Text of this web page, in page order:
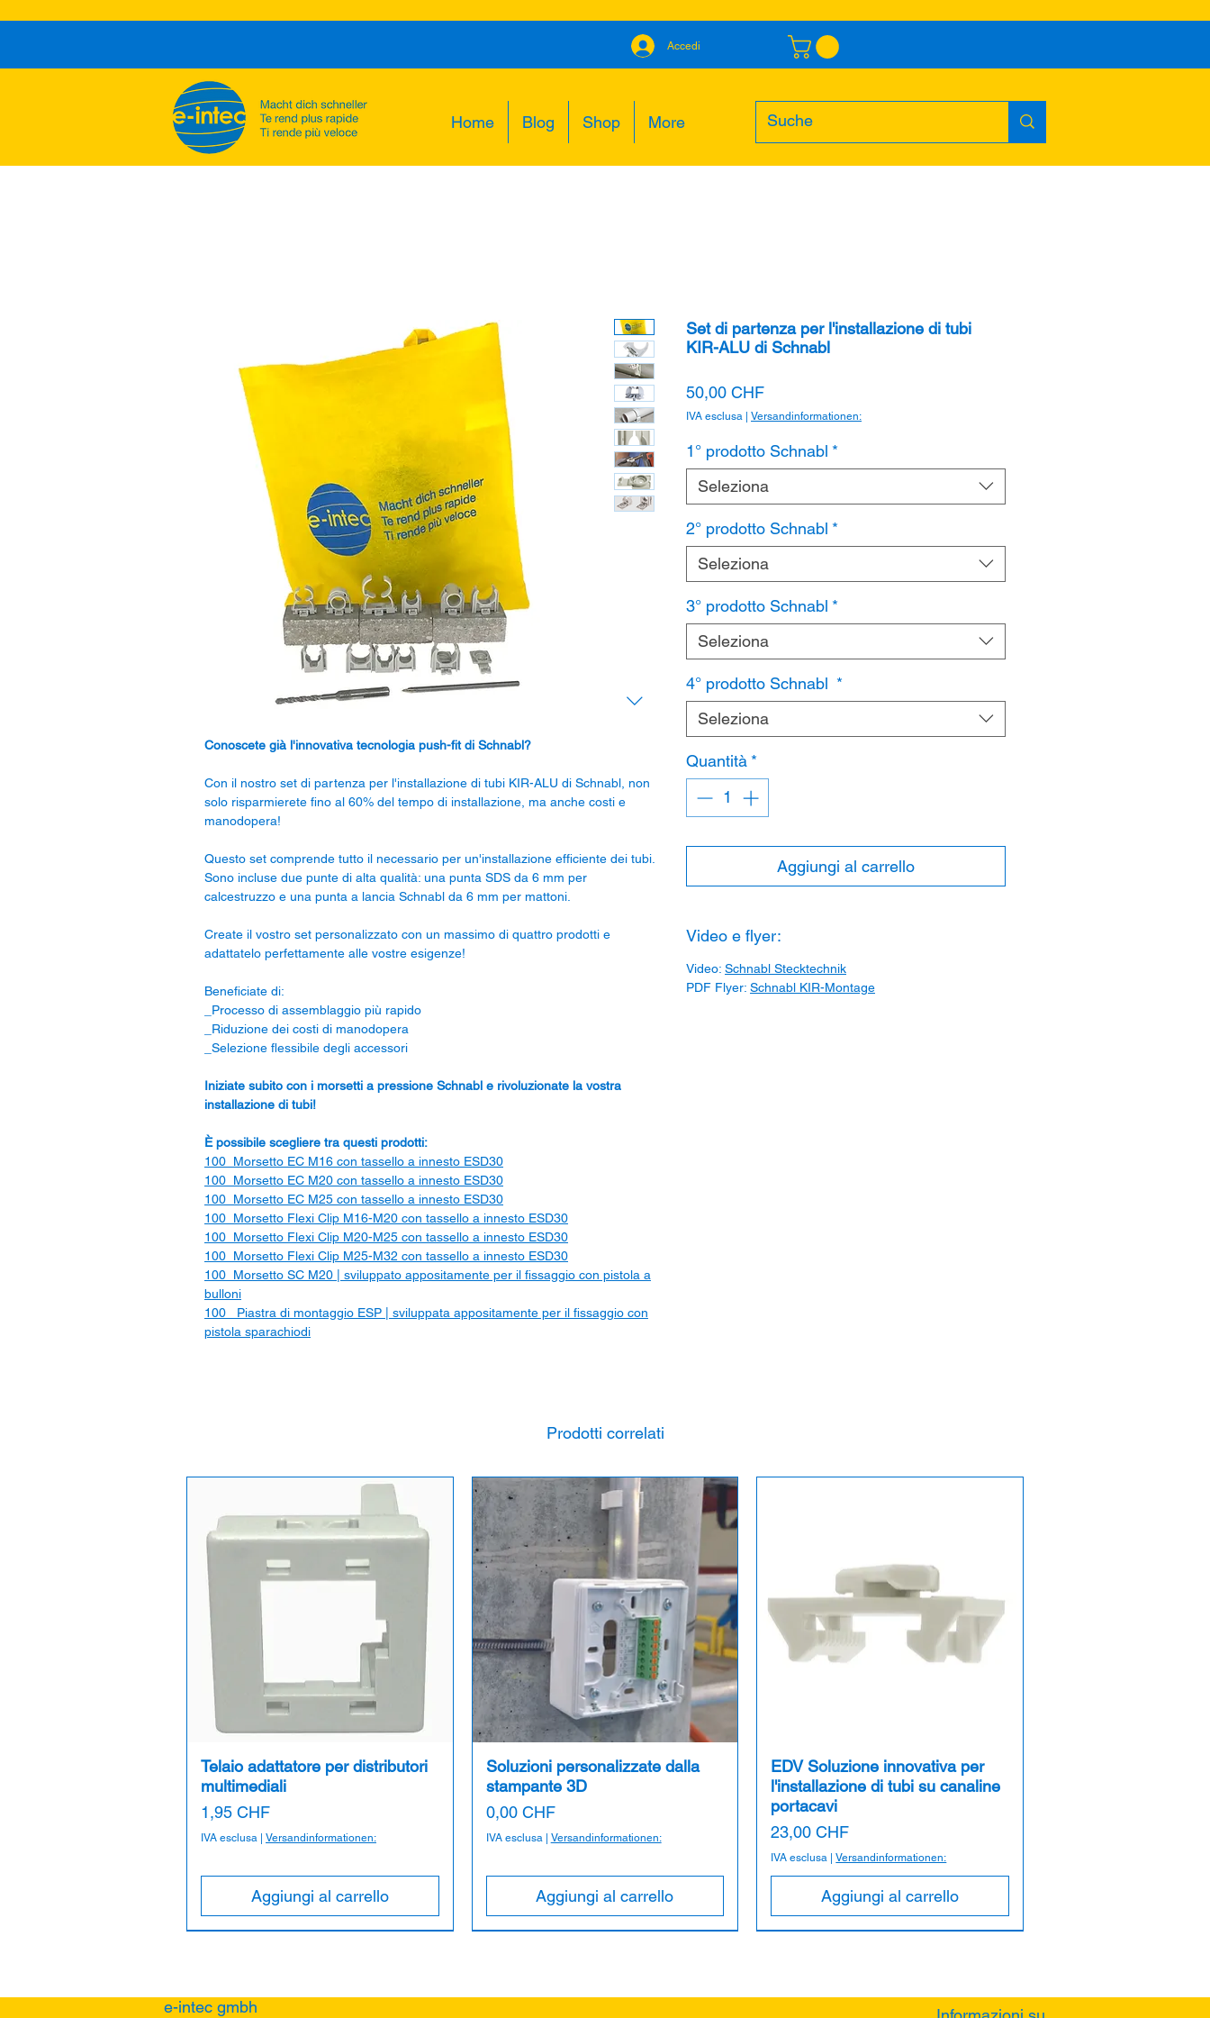
Accedi
Home Blog Shop More
Conoscete già l'innovativa tecnologia push-fit di Schnabl?
Con il nostro set di partenza per l'installazione di tubi KIR-ALU di Schnabl, non
solo risparmierete fino al 60% del tempo di installazione, ma anche costi e
manodopera!
Questo set comprende tutto il necessario per un'installazione efficiente dei tubi.
Sono incluse due punte di alta qualità: una punta SDS da 6 mm per
calcestruzzo e una punta a lancia Schnabl da 6 mm per mattoni.
Create il vostro set personalizzato con un massimo di quattro prodotti e
adattatelo perfettamente alle vostre esigenze!
Beneficiate di:
_Processo di assemblaggio più rapido
_Riduzione dei costi di manodopera
_Selezione flessibile degli accessori
Iniziate subito con i morsetti a pressione Schnabl e rivoluzionate la vostra
installazione di tubi!
È possibile scegliere tra questi prodotti:
100_Morsetto EC M16 con tassello a innesto ESD30
100_Morsetto EC M20 con tassello a innesto ESD30
100_Morsetto EC M25 con tassello a innesto ESD30
100_Morsetto Flexi Clip M16-M20 con tassello a innesto ESD30
100_Morsetto Flexi Clip M20-M25 con tassello a innesto ESD30
100_Morsetto Flexi Clip M25-M32 con tassello a innesto ESD30
100_Morsetto SC M20 | sviluppato appositamente per il fissaggio con pistola a
bulloni
100_ Piastra di montaggio ESP | sviluppata appositamente per il fissaggio con
pistola sparachiodi
Set di partenza per l'installazione di tubi
KIR-ALU di Schnabl
50,00 CHFPrezzo
IVA esclusa | Versandinformationen:
1° prodotto Schnabl *
Seleziona
2° prodotto Schnabl *
Seleziona
3° prodotto Schnabl *
Seleziona
4° prodotto Schnabl *
Seleziona
Quantità *
Aggiungi al carrello
Video e flyer:
Video: Schnabl Stecktechnik
PDF Flyer: Schnabl KIR-Montage
Prodotti correlati
Telaio adattatore per distributori
multimediali
Prezzo
1,95 CHF
IVA esclusa Versandinformationen:
Aggiungi al carrello
Soluzioni personalizzate dalla
stampante 3D
Prezzo
0,00 CHF
IVA esclusa| Versandinformationen:
Aggiungi al carrello
EDV Soluzione innovativa per
l'installazione di tubi su canaline
portacavi
Prezzo
23,00 CHF
IVA esclusa |Versandinformationen:
Aggiungi al carrello
e-intec gmbh